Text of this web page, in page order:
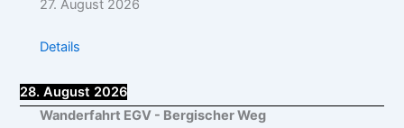
27. August 2026
Details
28. August 2026
Wanderfahrt EGV - Bergischer Weg